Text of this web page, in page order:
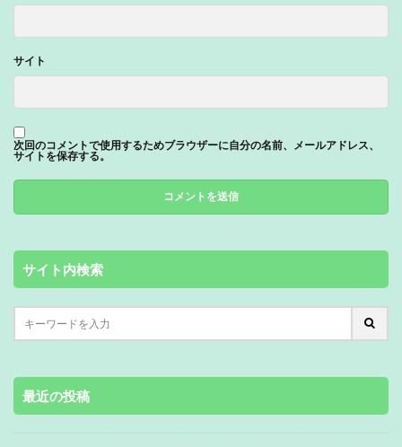
サイト
次回のコメントで使用するためブラウザーに自分の名前、メールアドレス、
サイトを保存する。
サイト内検索
最近の投稿